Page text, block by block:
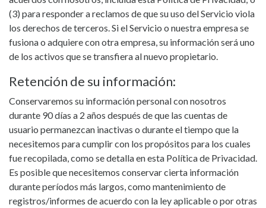
(3) para responder a reclamos de que su uso del Servicio viola
los derechos de terceros. Si el Servicio o nuestra empresa se
fusiona o adquiere con otra empresa, su información será uno
de los activos que se transfiera al nuevo propietario.
Retención de su información:
Conservaremos su información personal con nosotros
durante 90 días a 2 años después de que las cuentas de
usuario permanezcan inactivas o durante el tiempo que la
necesitemos para cumplir con los propósitos para los cuales
fue recopilada, como se detalla en esta Política de Privacidad.
Es posible que necesitemos conservar cierta información
durante períodos más largos, como mantenimiento de
registros/informes de acuerdo con la ley aplicable o por otras